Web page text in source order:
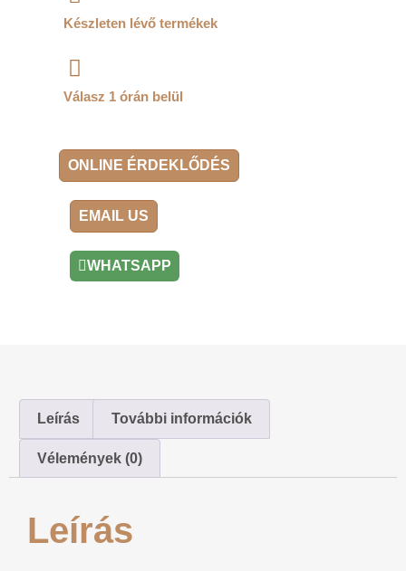
Készleten lévő termékek
Válasz 1 órán belül
ONLINE ÉRDEKLŐDÉS
EMAIL US
WHATSAPP
Leírás További információk
Vélemények (0)
Leírás